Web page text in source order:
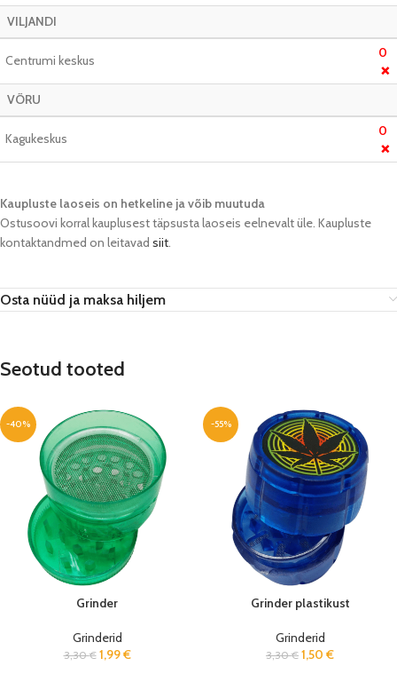
VILJANDI
Centrumi keskus 0
❌
VÕRU
Kagukeskus 0
❌
Kaupluste laoseis on hetkeline ja võib muutuda​
Ostusoovi korral kauplusest täpsusta laoseis eelnevalt üle. Kaupluste
kontaktandmed on leitavad siit.
Osta nüüd ja maksa hiljem
Seotud tooted
-40%
Grinder
Grinderid
3,30€ 1,99€
-55%
Grinder plastikust
Grinderid
3,30€ 1,50 €